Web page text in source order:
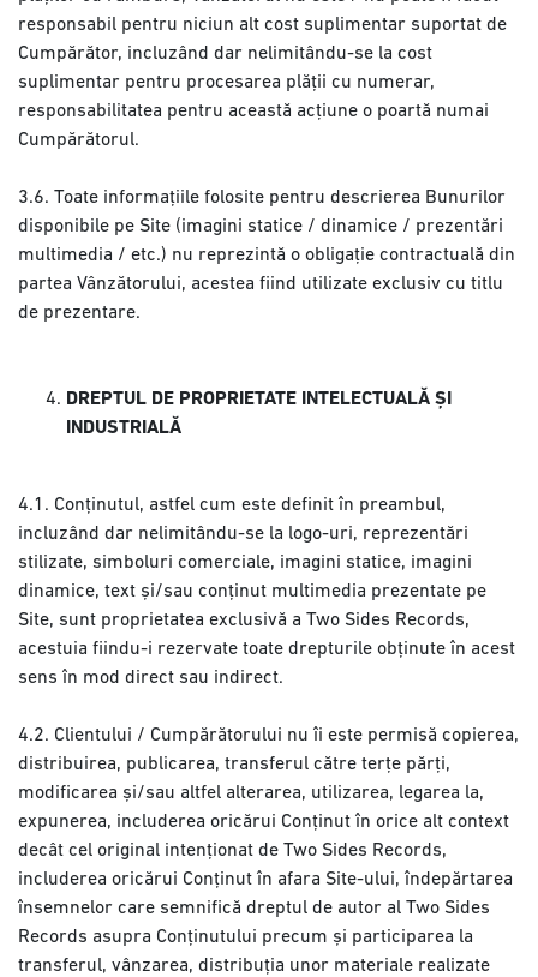
responsabil pentru niciun alt cost suplimentar suportat de
Cumpărător, incluzând dar nelimitându-se la cost
suplimentar pentru procesarea plății cu numerar,
responsabilitatea pentru această acțiune o poartă numai
Cumpărătorul.
3.6. Toate informațiile folosite pentru descrierea Bunurilor
disponibile pe Site (imagini statice / dinamice / prezentări
multimedia / etc.) nu reprezintă o obligație contractuală din
partea Vânzătorului, acestea fiind utilizate exclusiv cu titlu
de prezentare.
DREPTUL DE PROPRIETATE INTELECTUALĂ ȘI
INDUSTRIALĂ
4.1. Conținutul, astfel cum este definit în preambul,
incluzând dar nelimitându-se la logo-uri, reprezentări
stilizate, simboluri comerciale, imagini statice, imagini
dinamice, text și/sau conținut multimedia prezentate pe
Site, sunt proprietatea exclusivă a Two Sides Records,
acestuia fiindu-i rezervate toate drepturile obținute în acest
sens în mod direct sau indirect.
4.2. Clientului / Cumpărătorului nu îi este permisă copierea,
distribuirea, publicarea, transferul către terțe părți,
modificarea și/sau altfel alterarea, utilizarea, legarea la,
expunerea, includerea oricărui Conținut în orice alt context
decât cel original intenționat de Two Sides Records,
includerea oricărui Conținut în afara Site-ului, îndepărtarea
însemnelor care semnifică dreptul de autor al Two Sides
Records asupra Conținutului precum și participarea la
transferul, vânzarea, distribuția unor materiale realizate